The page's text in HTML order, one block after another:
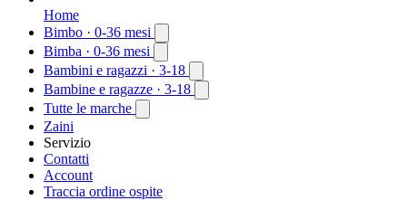
Home
Bimbo · 0-36 mesi
Bimba · 0-36 mesi
Bambini e ragazzi · 3-18
Bambine e ragazze · 3-18
Tutte le marche
Zaini
Servizio
Contatti
Account
Traccia ordine ospite